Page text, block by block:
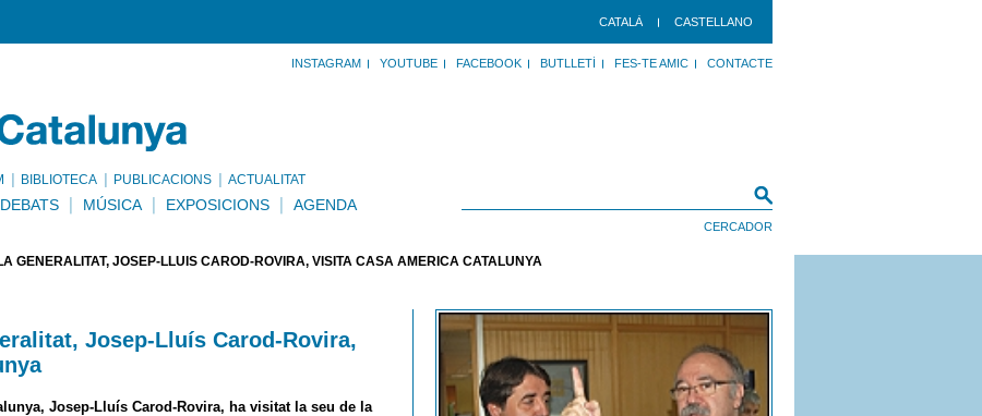
CATALÀ CASTELLANO
INSTAGRAM YOUTUBE FACEBOOK BUTLLETÍ FES-TE AMIC CONTACTE
BIBLIOTECA PUBLICACIONS ACTUALITAT
DEBATS MÚSICA EXPOSICIONS AGENDA
GENERALITAT, JOSEP-LLUÍS CAROD-ROVIRA, VISITA CASA AMÈRICA CATALUNYA
Josep-Lluís Carod-Rovira,
Josep-Lluís Carod-Rovira, ha visitat la seu de la